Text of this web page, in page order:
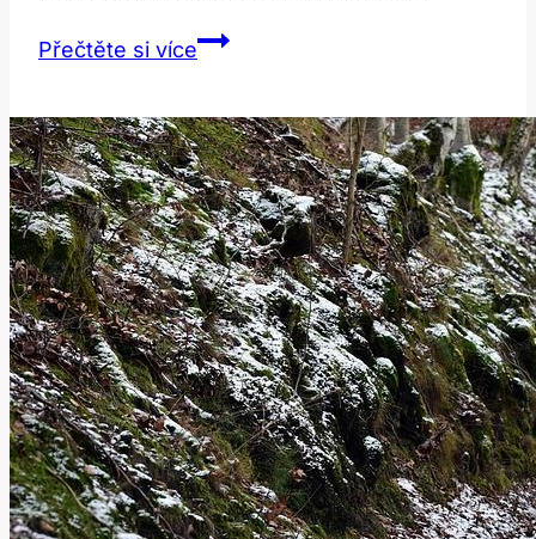
Přečtěte si vícePřeklad
Co
To
Znamená
a
Jak
Se
Používá?